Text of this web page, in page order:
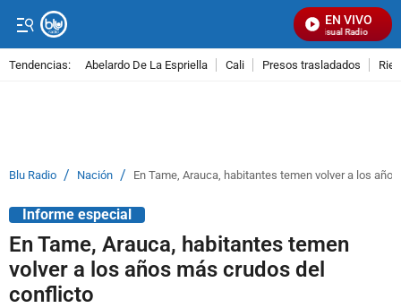
EN VIVO
Señal Visual Radio
Tendencias: Abelardo De La Espriella Cali Presos trasladados
Blu Radio / Nación / En Tame, Arauca, habitantes temen volver a los
Informe especial
En Tame, Arauca, habitantes temen
volver a los años más crudos del
conflicto